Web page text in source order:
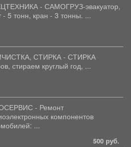
- САМОГРУЗ-эвакуатор,
- 5 тонн, кран - 3 тонны. ...
СТИРКА - СТИРКА
стираем круглый год, ...
- Ремонт
компонентов
...
500 руб.